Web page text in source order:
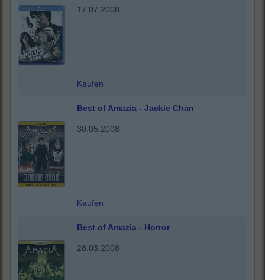
17.07.2008
Kaufen
Best of Amazia - Jackie Chan
30.05.2008
Kaufen
Best of Amazia - Horror
28.03.2008